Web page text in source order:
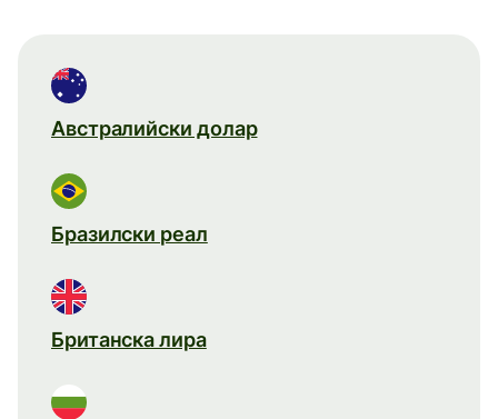
Австралийски долар
Бразилски реал
Британска лира